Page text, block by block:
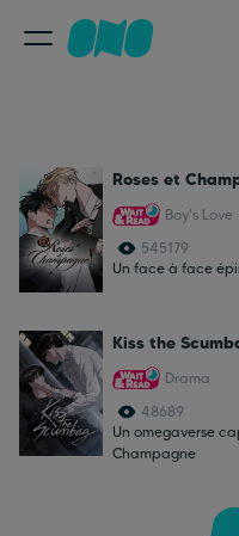
Calendrier
Bibliothèque
Cadeaux
Coinshop
Roses et
Boy's Love
545179
Un face à face
Kiss the
Drama
48689
Un omegaverse
Champagne